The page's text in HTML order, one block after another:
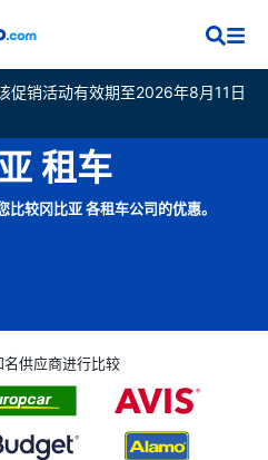
促销活动有效期至2026年8月11日
租车
较冈比亚 各租车公司的优惠。
供应商进行比较